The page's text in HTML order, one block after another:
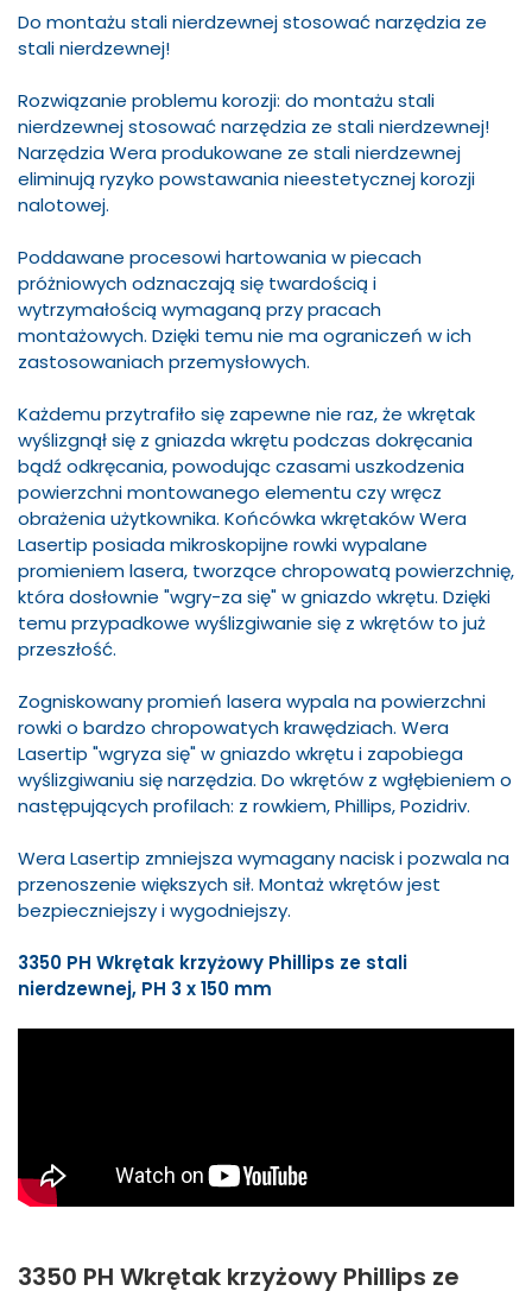
Do montażu stali nierdzewnej stosować narzędzia ze
stali nierdzewnej!
Rozwiązanie problemu korozji: do montażu stali
nierdzewnej stosować narzędzia ze stali nierdzewnej!
Narzędzia Wera produkowane ze stali nierdzewnej
eliminują ryzyko powstawania nieestetycznej korozji
nalotowej.
Poddawane procesowi hartowania w piecach
próżniowych odznaczają się twardością i
wytrzymałością wymaganą przy pracach
montażowych. Dzięki temu nie ma ograniczeń w ich
zastosowaniach przemysłowych.
Każdemu przytrafiło się zapewne nie raz, że wkrętak
wyślizgnął się z gniazda wkrętu podczas dokręcania
bądź odkręcania, powodując czasami uszkodzenia
powierzchni montowanego elementu czy wręcz
obrażenia użytkownika. Końcówka wkrętaków Wera
Lasertip posiada mikroskopijne rowki wypalane
promieniem lasera, tworzące chropowatą powierzchnię,
która dosłownie "wgry-za się" w gniazdo wkrętu. Dzięki
temu przypadkowe wyślizgiwanie się z wkrętów to już
przeszłość.
Zogniskowany promień lasera wypala na powierzchni
rowki o bardzo chropowatych krawędziach. Wera
Lasertip "wgryza się" w gniazdo wkrętu i zapobiega
wyślizgiwaniu się narzędzia. Do wkrętów z wgłębieniem o
następujących profilach: z rowkiem, Phillips, Pozidriv.
Wera Lasertip zmniejsza wymagany nacisk i pozwala na
przenoszenie większych sił. Montaż wkrętów jest
bezpieczniejszy i wygodniejszy.
3350 PH Wkrętak krzyżowy Phillips ze stali
nierdzewnej, PH 3 x 150 mm
3350 PH Wkrętak krzyżowy Phillips ze